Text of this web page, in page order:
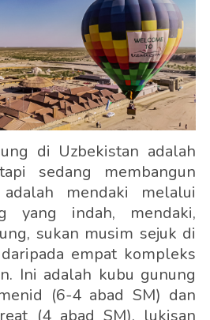
di Uzbekistan adalah
sedang membangun
mendaki melalui
yang indah, mendaki,
sukan musim sejuk di
empat kompleks
Ini adalah kubu gunung
(6-4 abad SM) dan
(4 abad SM), lukisan